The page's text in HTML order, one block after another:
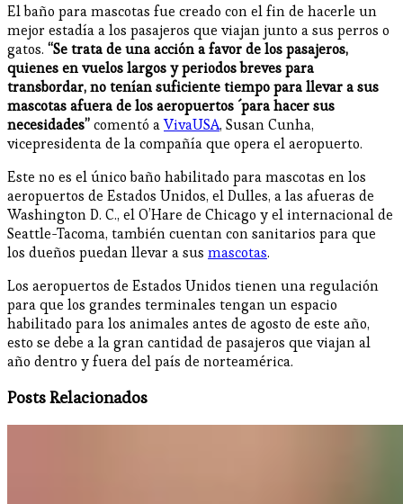
El baño para mascotas fue creado con el fin de hacerle un
mejor estadía a los pasajeros que viajan junto a sus perros o
gatos. “Se trata de una acción a favor de los pasajeros,
quienes en vuelos largos y periodos breves para
transbordar, no tenían suficiente tiempo para llevar a sus
mascotas afuera de los aeropuertos ´para hacer sus
necesidades”comentó aVivaUSA, Susan Cunha,
vicepresidenta de la compañía que opera el aeropuerto.
Este no es el único baño habilitado para mascotas en los
aeropuertos de Estados Unidos, el Dulles, a las afueras de
Washington D. C., el O’Hare de Chicago y el internacional de
Seattle-Tacoma, también cuentan con sanitarios para que
los dueños puedan llevar a sus mascotas.
Los aeropuertos de Estados Unidos tienen una regulación
para que los grandes terminales tengan un espacio
habilitado para los animales antes de agosto de este año,
esto se debe a la gran cantidad de pasajeros que viajan al
año dentro y fuera del país de norteamérica.
Posts Relacionados